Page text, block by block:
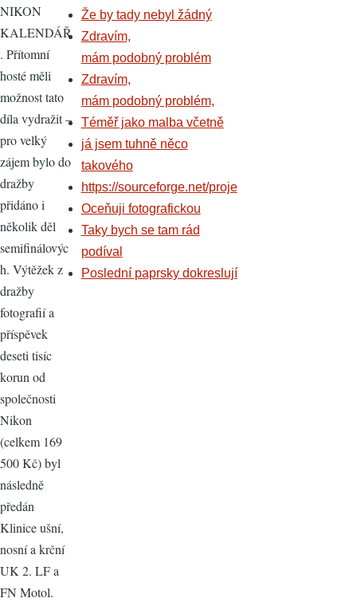
NIKON
KALENDÁŘ
. Přítomní
hosté měli
možnost tato
díla vydražit –
pro velký
zájem bylo do
dražby
přidáno i
několik děl
semifinálovýc
h. Výtěžek z
dražby
fotografií a
příspěvek
deseti tisíc
korun od
společnosti
Nikon
(celkem 169
500 Kč) byl
následně
předán
Klinice ušní,
nosní a krční
UK 2. LF a
FN Motol.
Že by tady nebyl žádný
Zdravím,
mám podobný problém
Zdravím,
mám podobný problém,
Téměř jako malba včetně
já jsem tuhně něco
takového
https://sourceforge.net/proje
Oceňuji fotografickou
Taky bych se tam rád
podíval
Poslední paprsky dokreslují